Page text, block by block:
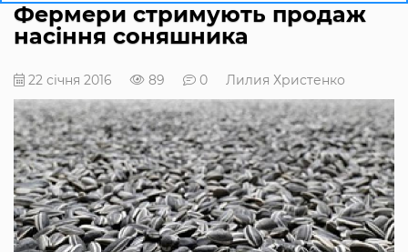
Фермери стримують продаж
насіння соняшника
22 січня 2016 89 0 Лилия Христенко